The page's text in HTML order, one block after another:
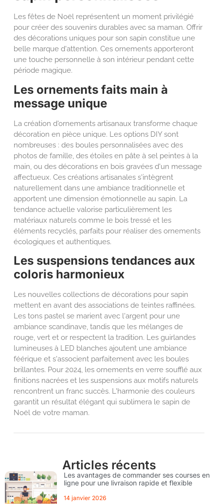
Les fêtes de Noël représentent un moment privilégié
pour créer des souvenirs durables avec sa maman. Offrir
des décorations uniques pour son sapin constitue une
belle marque d'attention. Ces ornements apporteront
une touche personnelle à son intérieur pendant cette
période magique.
Les ornements faits main à
message unique
La création d'ornements artisanaux transforme chaque
décoration en pièce unique. Les options DIY sont
nombreuses : des boules personnalisées avec des
photos de famille, des étoiles en pâte à sel peintes à la
main, ou des décorations en bois gravées d'un message
affectueux. Ces créations artisanales s'intègrent
naturellement dans une ambiance traditionnelle et
apportent une dimension émotionnelle au sapin. La
tendance actuelle valorise particulièrement les
matériaux naturels comme le bois tressé et les
éléments recyclés, parfaits pour réaliser des ornements
écologiques et authentiques.
Les suspensions tendances aux
coloris harmonieux
Les nouvelles collections de décorations pour sapin
mettent en avant des associations de teintes raffinées.
Les tons pastel se marient avec l'argent pour une
ambiance scandinave, tandis que les mélanges de
rouge, vert et or respectent la tradition. Les guirlandes
lumineuses à LED blanches ajoutent une ambiance
féérique et s'associent parfaitement avec les boules
brillantes. Pour 2024, les ornements en verre soufflé aux
finitions nacrées et les suspensions aux motifs naturels
rencontrent un franc succès. L'harmonie des couleurs
garantit un résultat élégant qui sublimera le sapin de
Noël de votre maman.
Articles récents
Les avantages de commander ses courses en
ligne pour une livraison rapide et flexible
14 janvier 2026